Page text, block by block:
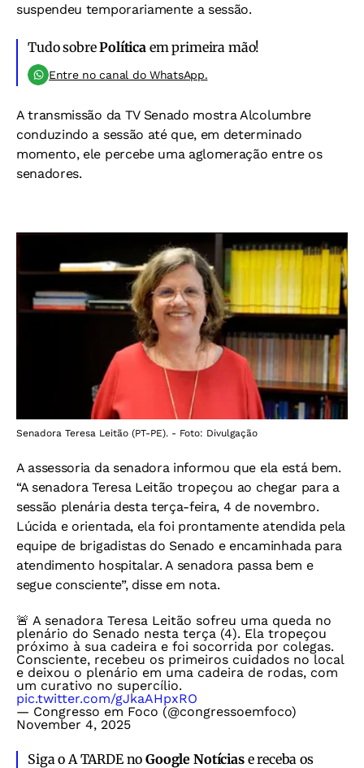
suspendeu temporariamente a sessão.
Tudo sobrePolítica em primeira mão!
Entre no canal do WhatsApp.
A transmissão da TV Senado mostra Alcolumbre
conduzindo a sessão até que, em determinado
momento, ele percebe uma aglomeração entre os
senadores.
Senadora Teresa Leitão (PT-PE). - Foto: Divulgação
A assessoria da senadora informou que ela está bem.
“A senadora Teresa Leitão tropeçou ao chegar para a
sessão plenária desta terça-feira, 4 de novembro.
Lúcida e orientada, ela foi prontamente atendida pela
equipe de brigadistas do Senado e encaminhada para
atendimento hospitalar. A senadora passa bem e
segue consciente”, disse em nota.
🚨 A senadora Teresa Leitão sofreu uma queda no
plenário do Senado nesta terça (4). Ela tropeçou
próximo à sua cadeira e foi socorrida por colegas.
Consciente, recebeu os primeiros cuidados no local
e deixou o plenário em uma cadeira de rodas, com
um curativo no supercílio.
pic.twitter.com/gJkaAHpxRO
— Congresso em Foco (@congressoemfoco)
November 4, 2025
Siga o A TARDE noGoogle Notíciase receba os